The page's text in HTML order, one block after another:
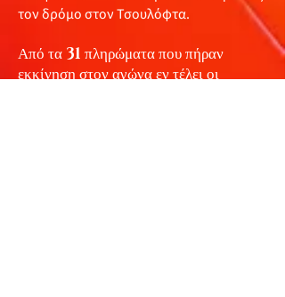
τον δρόμο στον Τσουλόφτα.
Από τα 31 πληρώματα που πήραν
εκκίνηση στον αγώνα εν τέλει οι